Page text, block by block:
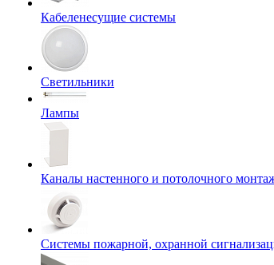
Кабеленесущие системы
Светильники
Лампы
Каналы настенного и потолочного
Системы пожарной, охранной